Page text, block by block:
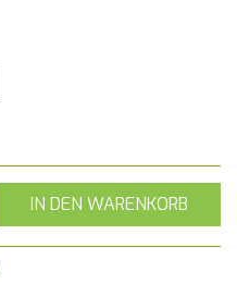
IN DEN WARENKORB